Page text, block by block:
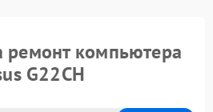
ремонт компьютера
G22CH